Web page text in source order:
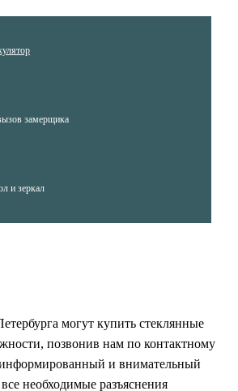
замерщика
и зеркал
могут купить стеклянные
позвонив нам по контактному
и внимательный
необходимые разъяснения